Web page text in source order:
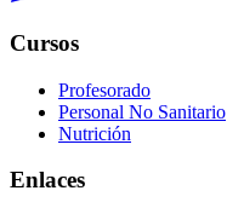
Cursos
Profesorado
Personal No Sanitario
Nutrición
Enlaces